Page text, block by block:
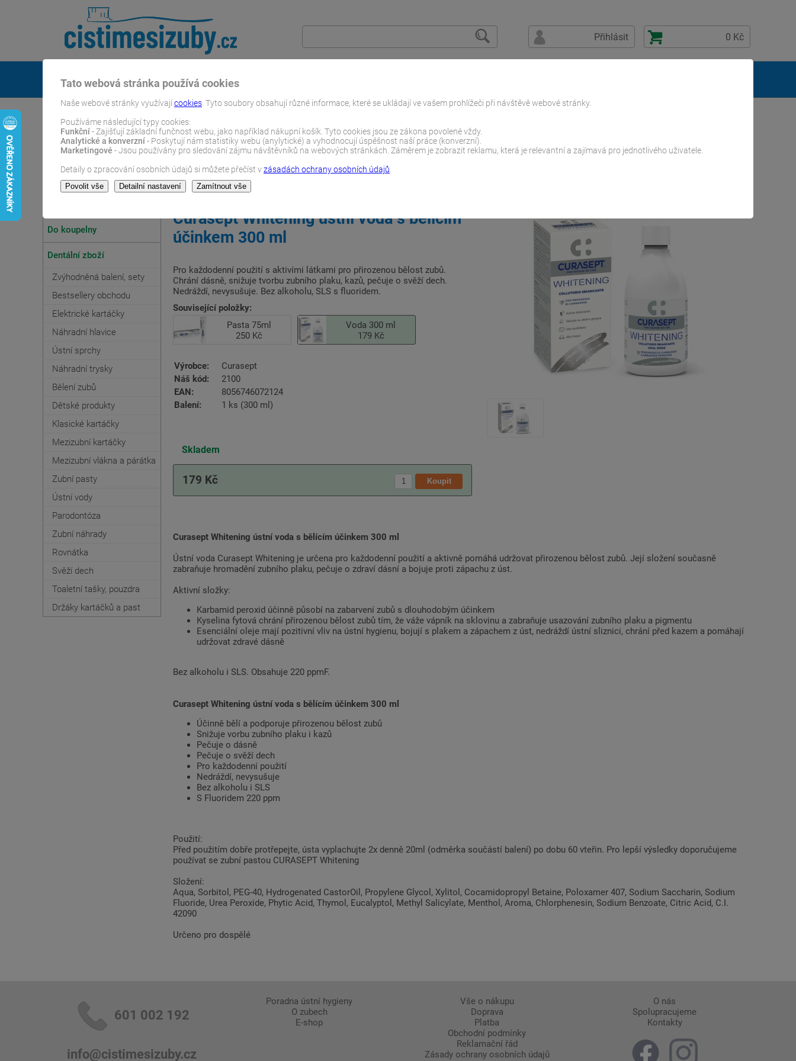
Tato webová stránka používá cookies
Naše webové stránky využívajícookies . Tyto soubory obsahují různé informace, které se ukládají ve vašem prohlížeči při návštěvě webové stránky.
Používáme následující typy cookies:
Funkční- Zajišťují základní funčnost webu, jako například nákupní košík. Tyto cookies jsou ze zákona povolené vždy.
Analytické a konverzní- Poskytují nám statistiky webu (anylytické) a vyhodnocují úspěšnost naší práce (konverzní).
Marketingové - Jsou používány pro sledování zájmu návštěvníků na webových stránkách. Záměrem je zobrazit reklamu, která je relevantní a zajímavá pro jednotlivého uživatele.
Detaily o zpracování osobních údajů si můžete přečíst vzásadách ochrany osobních údajů
0 Kč
Přihlásit
O nás
ČistímeSiZuby.cz E-shop Dentální zboží Ústní vody
Do koupelny
Dentální zboží
Zvýhodněná balení, sety
Bestsellery obchodu
Elektrické kartáčky
Náhradní hlavice
Ústní sprchy
Náhradní trysky
Bělení zubů
Dětské produkty
Klasické kartáčky
Mezizubní kartáčky
Mezizubní vlákna a párátka
Zubní pasty
Ústní vody
Parodontóza
Zubní náhrady
Rovnátka
Svěží dech
Toaletní tašky, pouzdra
Držáky kartáčků a past
Curasept Whitening ústní voda s bělícím
účinkem 300 ml
Pro každodenní použití s aktivími látkami pro přirozenou bělost zubů.
Chrání dásně, snižuje tvorbu zubního plaku, kazů, pečuje o svěží dech.
Nedráždí, nevysušuje. Bez alkoholu, SLS s fluoridem.
Související položky:
Pasta 75ml
250 Kč
Voda 300 ml
179 Kč
Výrobce:
Curasept
Náš kód:
2100
EAN:
8056746072124
Balení:
1 ks (300 ml)
Skladem
179 Kč
Curasept Whitening ústní voda s bělícím účinkem 300 ml
Ústní voda Curasept Whitening je určena pro každodenní použití a aktivně pomáhá udržovat přirozenou bělost zubů. Její složení současně
zabraňuje hromadění zubního plaku, pečuje o zdraví dásní a bojuje proti zápachu z úst.
Aktivní složky:
Karbamid peroxid účinně působí na zabarvení zubů s dlouhodobým účinkem
Kyselina fytová chrání přirozenou bělost zubů tím, že váže vápník na sklovinu a zabraňuje usazování zubního plaku a pigmentu
Esenciální oleje mají pozitivní vliv na ústní hygienu, bojují s plakem a zápachem z úst, nedráždí ústní sliznici, chrání před kazem a pomáhají
udržovat zdravé dásně
Bez alkoholu i SLS. Obsahuje 220 ppmF.
Curasept Whitening ústní voda s bělícím účinkem 300 ml
Účinně bělí a podporuje přirozenou bělost zubů
Snižuje vorbu zubního plaku i kazů
Pečuje o dásně
Pečuje o svěží dech
Pro každodenní použití
Nedráždí, nevysušuje
Bez alkoholu i SLS
S Fluoridem 220 ppm
Použití:
Před použitím dobře protřepejte, ústa vyplachujte 2x denně 20ml (odměrka součástí balení) po dobu 60 vteřin. Pro lepší výsledky doporučujeme
používat se zubní pastou CURASEPT Whitening
Složení:
Aqua, Sorbitol, PEG-40, Hydrogenated CastorOil, Propylene Glycol, Xylitol, Cocamidopropyl Betaine, Poloxamer 407, Sodium Saccharin, Sodium
Fluoride, Urea Peroxide, Phytic Acid, Thymol, Eucalyptol, Methyl Salicylate, Menthol, Aroma, Chlorphenesin, Sodium Benzoate, Citric Acid, C.I.
42090
Určeno pro dospělé
601 002 192
info@cistimesizuby.cz
Poradna ústní hygieny
O zubech
E-shop
Vše o nákupu
Doprava
Platba
Obchodní podmínky
Reklamační řád
Zásady ochrany osobních údajů
O nás
Spolupracujeme
Kontakty